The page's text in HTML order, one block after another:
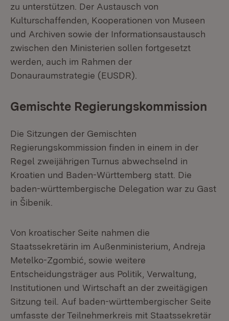
zu unterstützen. Der Austausch von
Kulturschaffenden, Kooperationen von Museen
und Archiven sowie der Informationsaustausch
zwischen den Ministerien sollen fortgesetzt
werden, auch im Rahmen der
Donauraumstrategie (EUSDR).
Gemischte Regierungskommission
Die Sitzungen der Gemischten
Regierungskommission finden in einem in der
Regel zweijährigen Turnus abwechselnd in
Kroatien und Baden-Württemberg statt. Die
baden-württembergische Delegation war zu Gast
in Šibenik.
Von kroatischer Seite nahmen die
Staatssekretärin im Außenministerium, Andreja
Metelko-Zgombić, sowie weitere
Entscheidungsträger aus Politik, Verwaltung,
Institutionen und Wirtschaft an der zweitägigen
Sitzung teil. Auf baden-württembergischer Seite
umfasste der Teilnehmerkreis mit Staatssekretär